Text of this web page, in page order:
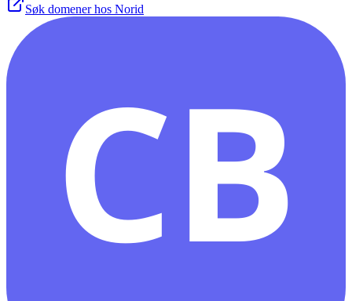
Søk domener hos Norid
CB